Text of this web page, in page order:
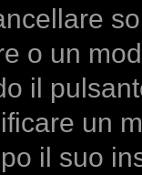
o un
il
un
il suo